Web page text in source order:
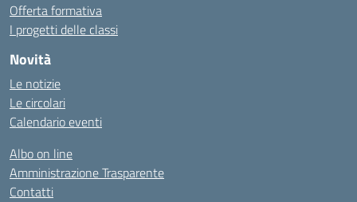
Offerta formativa
I progetti delle classi
Novità
Le notizie
Le circolari
Calendario eventi
Albo on line
Amministrazione Trasparente
Contatti